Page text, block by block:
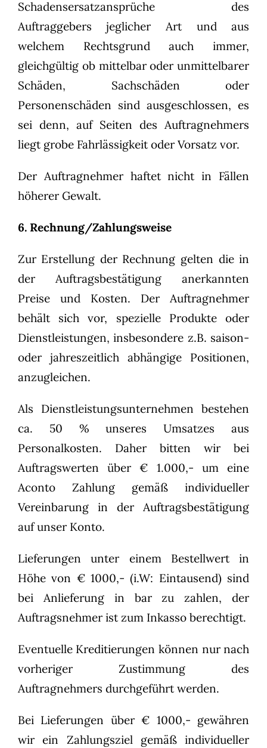
Schadensersatzansprüche des
Auftraggebers jeglicher Art und aus
welchem Rechtsgrund auch immer,
gleichgültig ob mittelbar oder unmittelbarer
Schäden, Sachschäden oder
Personenschäden sind ausgeschlossen, es
sei denn, auf Seiten des Auftragnehmers
liegt grobe Fahrlässigkeit oder Vorsatz vor.
Der Auftragnehmer haftet nicht in Fällen
höherer Gewalt.
6. Rechnung/Zahlungsweise
Zur Erstellung der Rechnung gelten die in
der Auftragsbestätigung anerkannten
Preise und Kosten. Der Auftragnehmer
behält sich vor, spezielle Produkte oder
Dienstleistungen, insbesondere z.B. saison-
oder jahreszeitlich abhängige Positionen,
anzugleichen.
Als Dienstleistungsunternehmen bestehen
ca. 50 % unseres Umsatzes aus
Personalkosten. Daher bitten wir bei
Auftragswerten über € 1.000,- um eine
Aconto Zahlung gemäß individueller
Vereinbarung in der Auftragsbestätigung
auf unser Konto.
Lieferungen unter einem Bestellwert in
Höhe von € 1000,- (i.W: Eintausend) sind
bei Anlieferung in bar zu zahlen, der
Auftragsnehmer ist zum Inkasso berechtigt.
Eventuelle Kreditierungen können nur nach
vorheriger Zustimmung des
Auftragnehmers durchgeführt werden.
Bei Lieferungen über € 1000,- gewähren
wir ein Zahlungsziel gemäß individueller